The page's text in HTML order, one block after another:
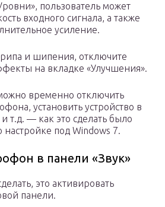
пользователь может
входного сигнала, а также
усиление.
и шипения, отключите
на вкладке «Улучшения».
временно отключить
установить устройство в
т.д. — как это сделать было
настройке под Windows 7.
в панели «Звук»
это активировать
панели.